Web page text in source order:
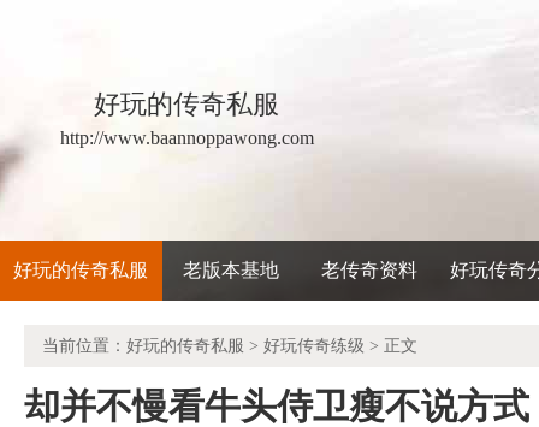
好玩的传奇私服
http://www.baannoppawong.com
好玩的传奇私服 老版本基地 老传奇资料 好玩传奇
当前位置： 好玩的传奇私服 > 好玩传奇练级 > 正文
却并不慢看牛头侍卫瘦不说方式